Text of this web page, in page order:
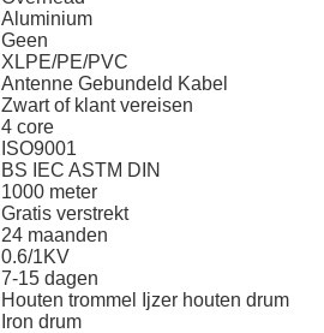
Aluminium
Geen
XLPE/PE/PVC
Antenne Gebundeld Kabel
Zwart of klant vereisen
4 core
ISO9001
BS IEC ASTM DIN
1000 meter
Gratis verstrekt
24 maanden
0.6/1KV
7-15 dagen
Houten trommel Ijzer houten drum
Iron drum